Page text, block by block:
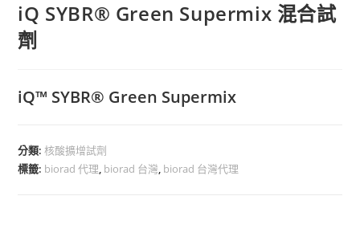
iQ SYBR® Green Supermix 混合試
劑
iQ™ SYBR® Green Supermix
分類:核酸擴增試劑
標籤: biorad 代理, biorad 台灣, biorad 台灣代理